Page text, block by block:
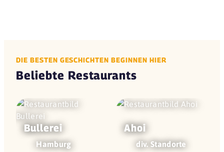
DIE BESTEN GESCHICHTEN BEGINNEN HIER
Beliebte Restaurants
Bullerei
Hamburg
Ahoi
div. Standorte